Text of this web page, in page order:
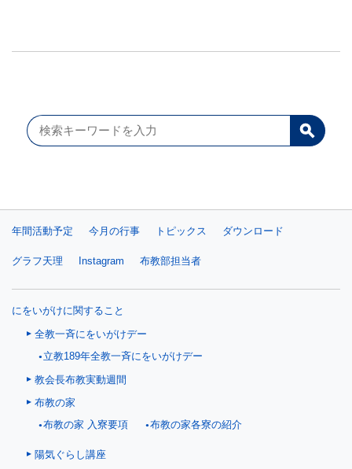
年間活動予定 今月の行事 トピックス ダウンロード
グラフ天理 Instagram 布教部担当者
にをいがけに関すること
全教一斉にをいがけデー
立教189年全教一斉にをいがけデー
教会長布教実動週間
布教の家
布教の家 入寮要項 布教の家各寮の紹介
陽気ぐらし講座